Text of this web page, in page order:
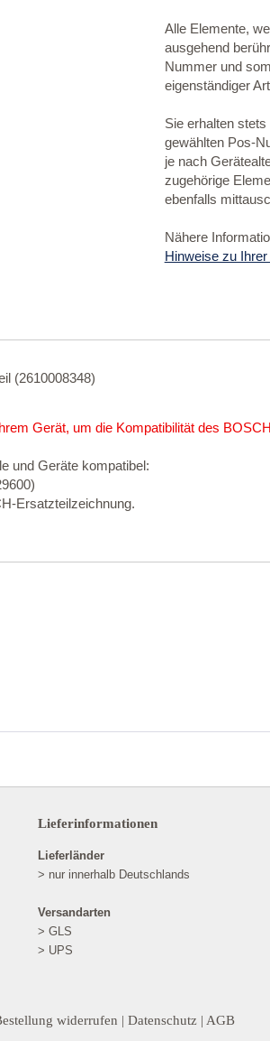
Alle Elemente,
ausgehend
Nummer und
eigenständiger
Sie erhalten
gewählten Pos-
je nach
zugehörige
ebenfalls
Nähere
Hinweise zu
(2610008348)
Gerät, um die Kompatibilität des
und Geräte kompatibel:
Ersatzteilzeichnung.
Lieferinformationen
Lieferländer
> nur innerhalb Deutschlands
Versandarten
> GLS
> UPS
widerrufen | Datenschutz | AGB